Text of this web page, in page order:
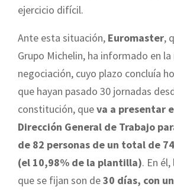
ejercicio difícil.
Ante esta situación, Euromaster,
Grupo Michelin, ha informado en
negociación, cuyo plazo concluía
que hayan pasado 30 jornadas
constitución, queva a presentar
Dirección General de Trabajo
de 82 personas de un total de
(el 10,98% de la plantilla). En
que se fijan son de30 días, con